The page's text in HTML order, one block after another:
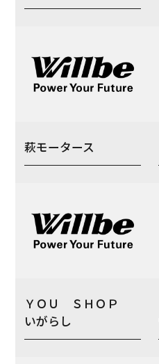
萩モータース
ＹＯＵ ＳＨＯＰ
いがらし